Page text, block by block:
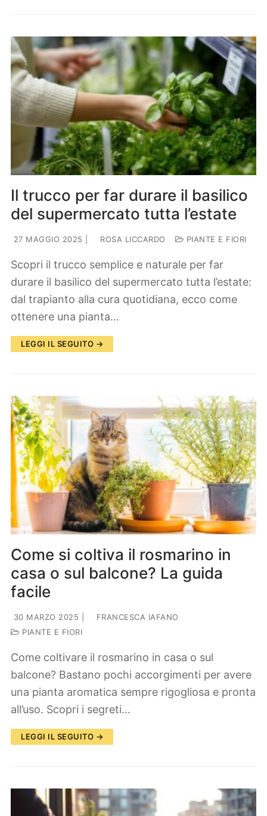
Il trucco per far durare il basilico
del supermercato tutta l’estate
27 MAGGIO 2025 ROSA LICCARDO PIANTE E FIORI
Scopri il trucco semplice e naturale per far
durare il basilico del supermercato tutta l’estate:
dal trapianto alla cura quotidiana, ecco come
ottenere una pianta…
LEGGI IL SEGUITO →
Come si coltiva il rosmarino in
casa o sul balcone? La guida
facile
30 MARZO 2025
FRANCESCA IAFANO
PIANTE E FIORI
Come coltivare il rosmarino in casa o sul
balcone? Bastano pochi accorgimenti per avere
una pianta aromatica sempre rigogliosa e pronta
all’uso. Scopri i segreti…
LEGGI IL SEGUITO →